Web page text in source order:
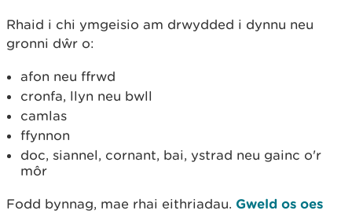
Rhaid i chi ymgeisio am drwydded i dynnu neu
gronni dŵr o:
afon neu ffrwd
cronfa, llyn neu bwll
camlas
ffynnon
doc, siannel, cornant, bai, ystrad neu gainc o'r
môr
Fodd bynnag, mae rhai eithriadau. Gweld os oes